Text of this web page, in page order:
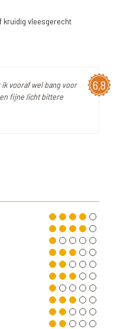
kruidig vleesgerecht
6,8
vooraf wel bang voor
fijne licht bittere